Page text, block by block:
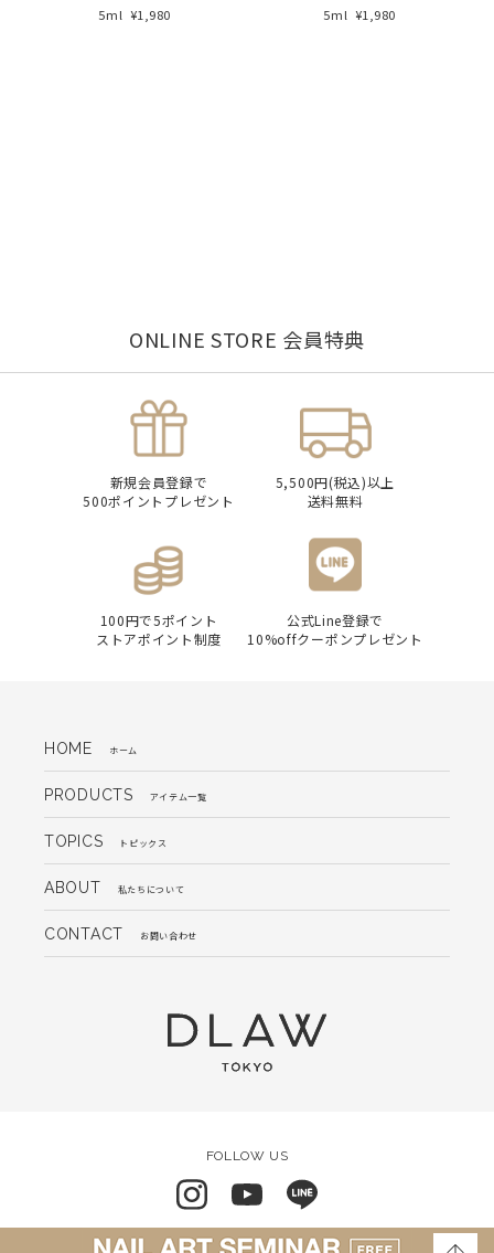
5ml ¥1,980 5ml ¥1,980
ONLINE STORE 会員特典
新規会員登録で
500ポイントプレゼント
5,500円(税込)以上
送料無料
100円で5ポイント
ストアポイント制度
公式Line登録で
10%offクーポンプレゼント
HOME ホーム
PRODUCTS アイテム一覧
TOPICS トピックス
ABOUT 私たちについて
CONTACT お問い合わせ
FOLLOW US